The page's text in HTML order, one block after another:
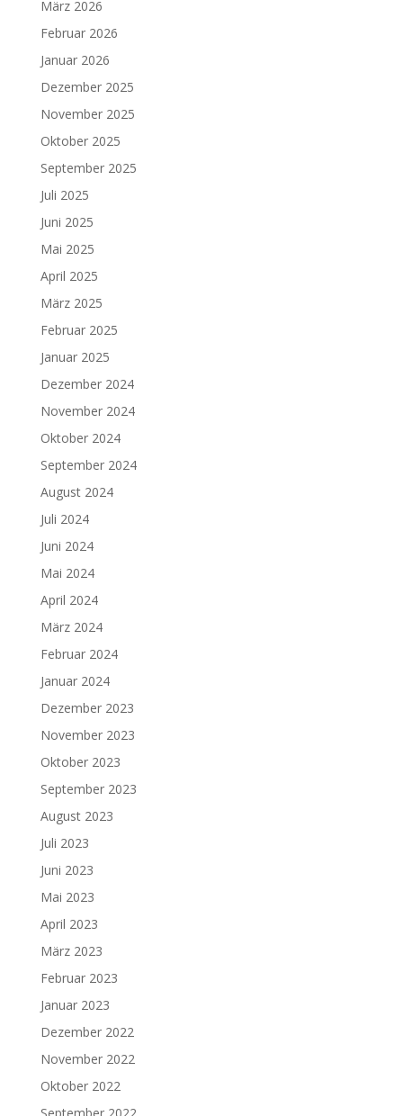
März 2026
Februar 2026
Januar 2026
Dezember 2025
November 2025
Oktober 2025
September 2025
Juli 2025
Juni 2025
Mai 2025
April 2025
März 2025
Februar 2025
Januar 2025
Dezember 2024
November 2024
Oktober 2024
September 2024
August 2024
Juli 2024
Juni 2024
Mai 2024
April 2024
März 2024
Februar 2024
Januar 2024
Dezember 2023
November 2023
Oktober 2023
September 2023
August 2023
Juli 2023
Juni 2023
Mai 2023
April 2023
März 2023
Februar 2023
Januar 2023
Dezember 2022
November 2022
Oktober 2022